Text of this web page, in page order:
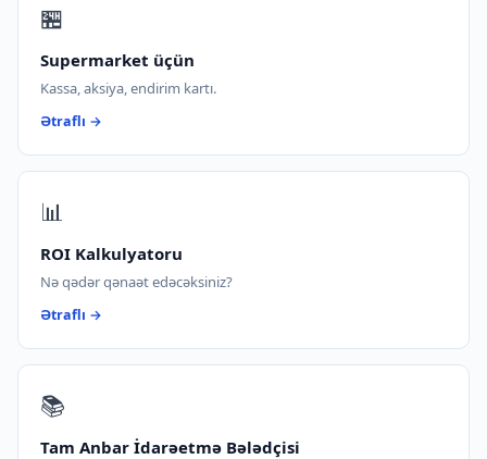
🏪
Supermarket üçün
Kassa, aksiya, endirim kartı.
Ətraflı →
📊
ROI Kalkulyatoru
Nə qədər qənaət edəcəksiniz?
Ətraflı →
📚
Tam Anbar İdarəetmə Bələdçisi